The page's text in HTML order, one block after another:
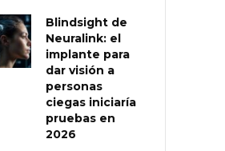
Blindsight de
Neuralink: el
implante para
dar visión a
personas
ciegas iniciaría
pruebas en
2026